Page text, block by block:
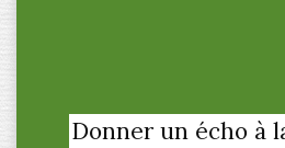
Donner un écho à